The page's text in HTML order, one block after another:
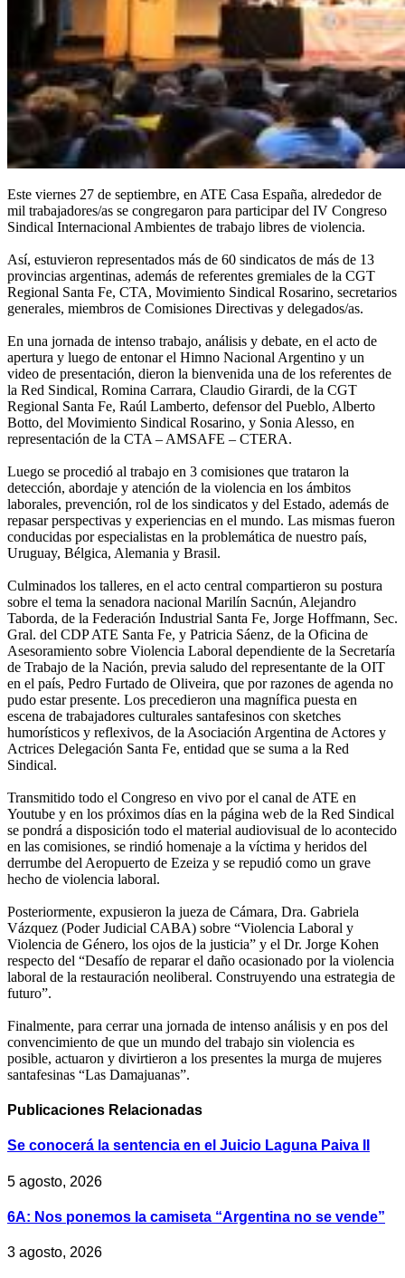
Este viernes 27 de septiembre, en ATE Casa España, alrededor de
mil trabajadores/as se congregaron para participar del IV Congreso
Sindical Internacional Ambientes de trabajo libres de violencia.
Así, estuvieron representados más de 60 sindicatos de más de 13
provincias argentinas, además de referentes gremiales de la CGT
Regional Santa Fe, CTA, Movimiento Sindical Rosarino, secretarios
generales, miembros de Comisiones Directivas y delegados/as.
En una jornada de intenso trabajo, análisis y debate, en el acto de
apertura y luego de entonar el Himno Nacional Argentino y un
video de presentación, dieron la bienvenida una de los referentes de
la Red Sindical, Romina Carrara, Claudio Girardi, de la CGT
Regional Santa Fe, Raúl Lamberto, defensor del Pueblo, Alberto
Botto, del Movimiento Sindical Rosarino, y Sonia Alesso, en
representación de la CTA – AMSAFE – CTERA.
Luego se procedió al trabajo en 3 comisiones que trataron la
detección, abordaje y atención de la violencia en los ámbitos
laborales, prevención, rol de los sindicatos y del Estado, además de
repasar perspectivas y experiencias en el mundo. Las mismas fueron
conducidas por especialistas en la problemática de nuestro país,
Uruguay, Bélgica, Alemania y Brasil.
Culminados los talleres, en el acto central compartieron su postura
sobre el tema la senadora nacional Marilín Sacnún, Alejandro
Taborda, de la Federación Industrial Santa Fe, Jorge Hoffmann, Sec.
Gral. del CDP ATE Santa Fe, y Patricia Sáenz, de la Oficina de
Asesoramiento sobre Violencia Laboral dependiente de la Secretaría
de Trabajo de la Nación, previa saludo del representante de la OIT
en el país, Pedro Furtado de Oliveira, que por razones de agenda no
pudo estar presente. Los precedieron una magnífica puesta en
escena de trabajadores culturales santafesinos con sketches
humorísticos y reflexivos, de la Asociación Argentina de Actores y
Actrices Delegación Santa Fe, entidad que se suma a la Red
Sindical.
Transmitido todo el Congreso en vivo por el canal de ATE en
Youtube y en los próximos días en la página web de la Red Sindical
se pondrá a disposición todo el material audiovisual de lo acontecido
en las comisiones, se rindió homenaje a la víctima y heridos del
derrumbe del Aeropuerto de Ezeiza y se repudió como un grave
hecho de violencia laboral.
Posteriormente, expusieron la jueza de Cámara, Dra. Gabriela
Vázquez (Poder Judicial CABA) sobre “Violencia Laboral y
Violencia de Género, los ojos de la justicia” y el Dr. Jorge Kohen
respecto del “Desafío de reparar el daño ocasionado por la violencia
laboral de la restauración neoliberal. Construyendo una estrategia de
futuro”.
Finalmente, para cerrar una jornada de intenso análisis y en pos del
convencimiento de que un mundo del trabajo sin violencia es
posible, actuaron y divirtieron a los presentes la murga de mujeres
santafesinas “Las Damajuanas”.
Publicaciones Relacionadas
Se conocerá la sentencia en el Juicio Laguna Paiva II
5 agosto, 2026
6A: Nos ponemos la camiseta “Argentina no se vende”
3 agosto, 2026